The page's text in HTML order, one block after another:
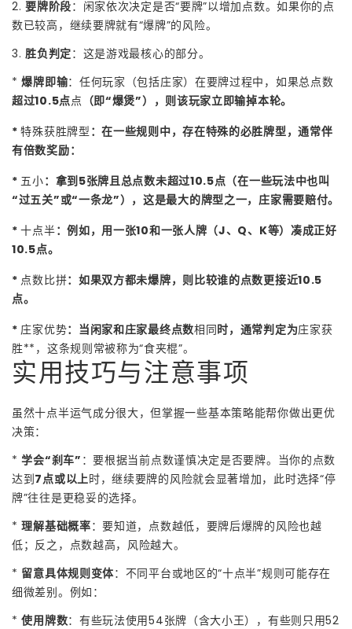
2.要牌阶段：闲家依次决定是否“要牌”以增加点数。如果你的点
数已较高，继续要牌就有“爆牌”的风险。
3.胜负判定：这是游戏最核心的部分。
*爆牌即输：任何玩家（包括庄家）在要牌过程中，如果总点数
超过10.5点点 （即“爆煲”），则该玩家立即输掉本轮。
*特殊获胜牌型 ：在一些规则中，存在特殊的必胜牌型，通常伴
有倍数奖励：
* 五小：拿到5张牌且总点数未超过10.5点（在一些玩法中也叫
“过五关”或“一条龙”），这是最大的牌型之一，庄家需要赔付。
*十点半：例如，用一张10和一张人牌（J、Q、K等）凑成正好
10.5点。
* 点数比拼：如果双方都未爆牌，则比较谁的点数更接近10.5
点。
* 庄家优势：当闲家和庄家最终点数相同时，通常判定为庄家获
胜**，这条规则常被称为“食夹棍”。
实用技巧与注意事项
虽然十点半运气成分很大，但掌握一些基本策略能帮你做出更优
决策：
*学会“刹车” ：要根据当前点数谨慎决定是否要牌。当你的点数
达到7点或以上时，继续要牌的风险就会显著增加，此时选择“停
牌”往往是更稳妥的选择。
*理解基础概率：要知道，点数越低，要牌后爆牌的风险也越
低；反之，点数越高，风险越大。
* 留意具体规则变体：不同平台或地区的“十点半”规则可能存在
细微差别。例如：
*使用牌数：有些玩法使用54张牌（含大小王），有些则只用52